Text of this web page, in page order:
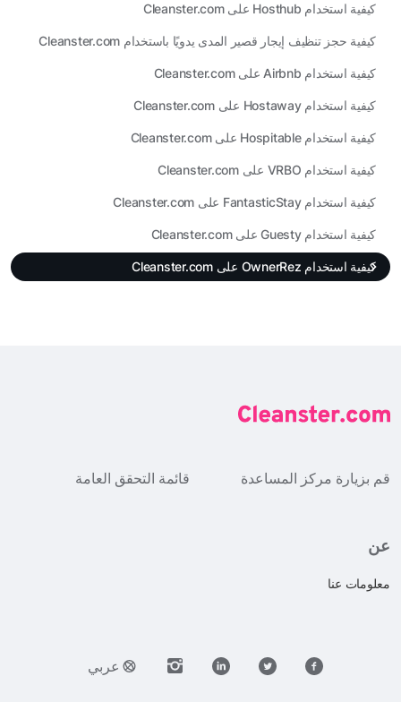
كيفية استخدام Hosthub على Cleanster.com
كيفية حجز تنظيف إيجار قصير المدى يدويًا باستخدام Cleanster.com
كيفية استخدام Airbnb على Cleanster.com
كيفية استخدام Hostaway على Cleanster.com
كيفية استخدام Hospitable على Cleanster.com
كيفية استخدام VRBO على Cleanster.com
كيفية استخدام FantasticStay على Cleanster.com
كيفية استخدام Guesty على Cleanster.com
كيفية استخدام OwnerRez على Cleanster.com
قم بزيارة مركز المساعدة قائمة التحقق العامة
عن
معلومات عنا
عربي